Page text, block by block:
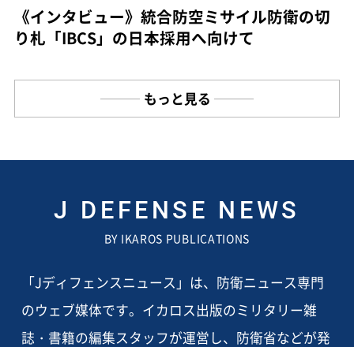
《インタビュー》統合防空ミサイル防衛の切
り札「IBCS」の日本採用へ向けて
もっと見る
J DEFENSE NEWS
BY IKAROS PUBLICATIONS
「Jディフェンスニュース」は、防衛ニュース専門
のウェブ媒体です。イカロス出版のミリタリー雑
誌・書籍の編集スタッフが運営し、防衛省などが発